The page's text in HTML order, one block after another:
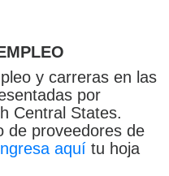
y carreras en las
por
Central States.
de proveedores de
aquí tu hoja